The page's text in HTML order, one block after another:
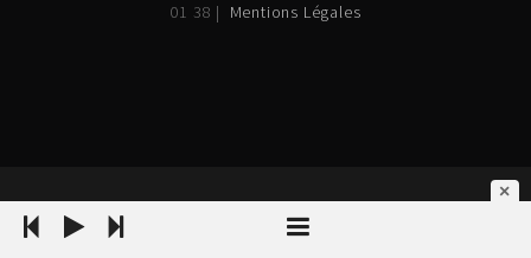
01 38 | Mentions Légales